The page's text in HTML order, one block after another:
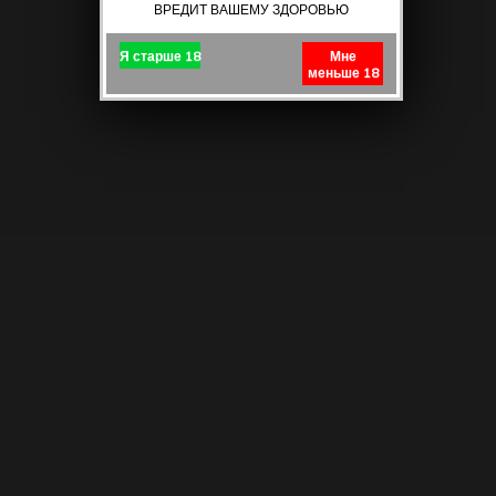
ВРЕДИТ ВАШЕМУ ЗДОРОВЬЮ
Я старше 18
Мне
меньше 18